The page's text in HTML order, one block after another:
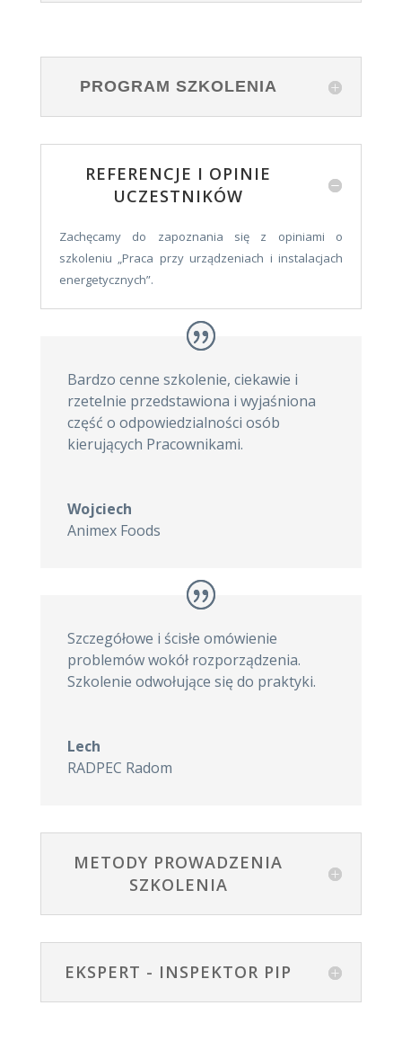
PROGRAM SZKOLENIA
REFERENCJE I OPINIE
UCZESTNIKÓW
Zachęcamy do zapoznania się z opiniami o
szkoleniu „Praca przy urządzeniach i instalacjach
energetycznych”.
Bardzo cenne szkolenie, ciekawie i
rzetelnie przedstawiona i wyjaśniona
część o odpowiedzialności osób
kierujących Pracownikami.
Wojciech
Animex Foods
Szczegółowe i ścisłe omówienie
problemów wokół rozporządzenia.
Szkolenie odwołujące się do praktyki.
Lech
RADPEC Radom
METODY PROWADZENIA
SZKOLENIA
EKSPERT - INSPEKTOR PIP